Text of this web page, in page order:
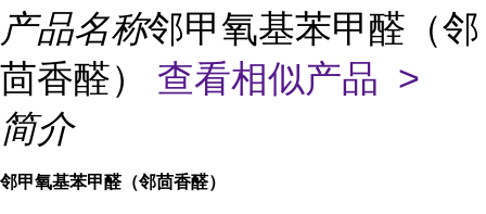
产品名称邻甲氧基苯甲醛（邻
茴香醛） 查看相似产品 >
简介
邻甲氧基苯甲醛（邻茴香醛）